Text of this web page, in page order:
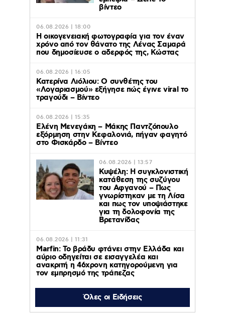
βίντεο
06.08.2026 | 18:00
Η οικογενειακή φωτογραφία για τον έναν
χρόνο από τον θάνατο της Λένας Σαμαρά
που δημοσίευσε ο αδερφός της, Κώστας
06.08.2026 | 16:05
Κατερίνα Λιόλιου: Ο συνθέτης του
«Λογαριασμού» εξήγησε πώς έγινε viral το
τραγούδι – Βίντεο
06.08.2026 | 15:35
Ελένη Μενεγάκη – Μάκης Παντζόπουλο
εξόρμηση στην Κεφαλονιά, πήγαν φαγητό
στο Φισκάρδο – Βίντεο
06.08.2026 | 13:57
Κυψέλη: Η συγκλονιστική
κατάθεση της συζύγου
του Αφγανού – Πως
γνωρίστηκαν με τη Λίσα
και πως τον υποψιάστηκε
για τη δολοφονία της
Βρετανίδας
06.08.2026 | 11:31
Marfin: Το βράδυ φτάνει στην Ελλάδα και
αύριο οδηγείται σε εισαγγελέα και
ανακριτή η 46χρονη κατηγορούμενη για
τον εμπρησμό της τράπεζας
06.08.2026 | 11:23
Γαρυφαλλιά Καληφώνη: Διακοπές με
φίλους σε Πάρο και Κουφονήσια, χωρίς
Όλες οι Ειδήσεις